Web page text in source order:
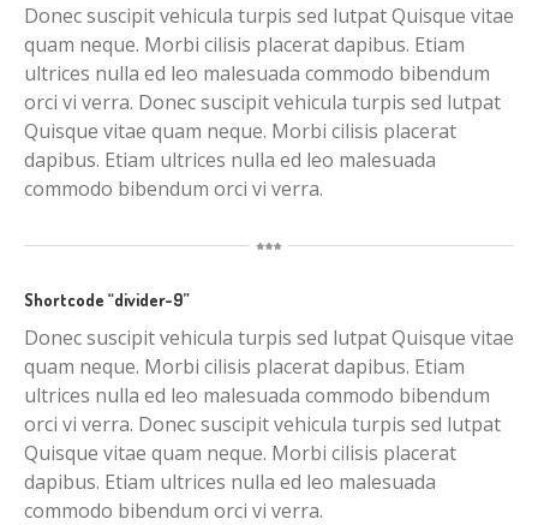
Donec suscipit vehicula turpis sed lutpat Quisque vitae
quam neque. Morbi cilisis placerat dapibus. Etiam
ultrices nulla ed leo malesuada commodo bibendum
orci vi verra. Donec suscipit vehicula turpis sed lutpat
Quisque vitae quam neque. Morbi cilisis placerat
dapibus. Etiam ultrices nulla ed leo malesuada
commodo bibendum orci vi verra.
Shortcode “divider-9”
Donec suscipit vehicula turpis sed lutpat Quisque vitae
quam neque. Morbi cilisis placerat dapibus. Etiam
ultrices nulla ed leo malesuada commodo bibendum
orci vi verra. Donec suscipit vehicula turpis sed lutpat
Quisque vitae quam neque. Morbi cilisis placerat
dapibus. Etiam ultrices nulla ed leo malesuada
commodo bibendum orci vi verra.